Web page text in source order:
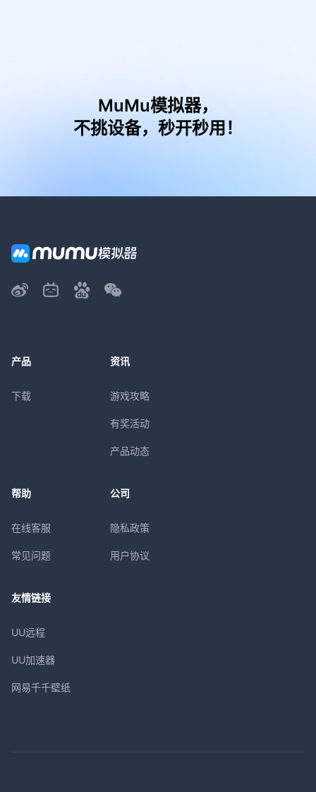
MuMu模拟器，
不挑设备，秒开秒用！
产品
下载
资讯
游戏攻略
有奖活动
产品动态
帮助
在线客服
常见问题
公司
隐私政策
用户协议
友情链接
UU远程
UU加速器
网易千千壁纸